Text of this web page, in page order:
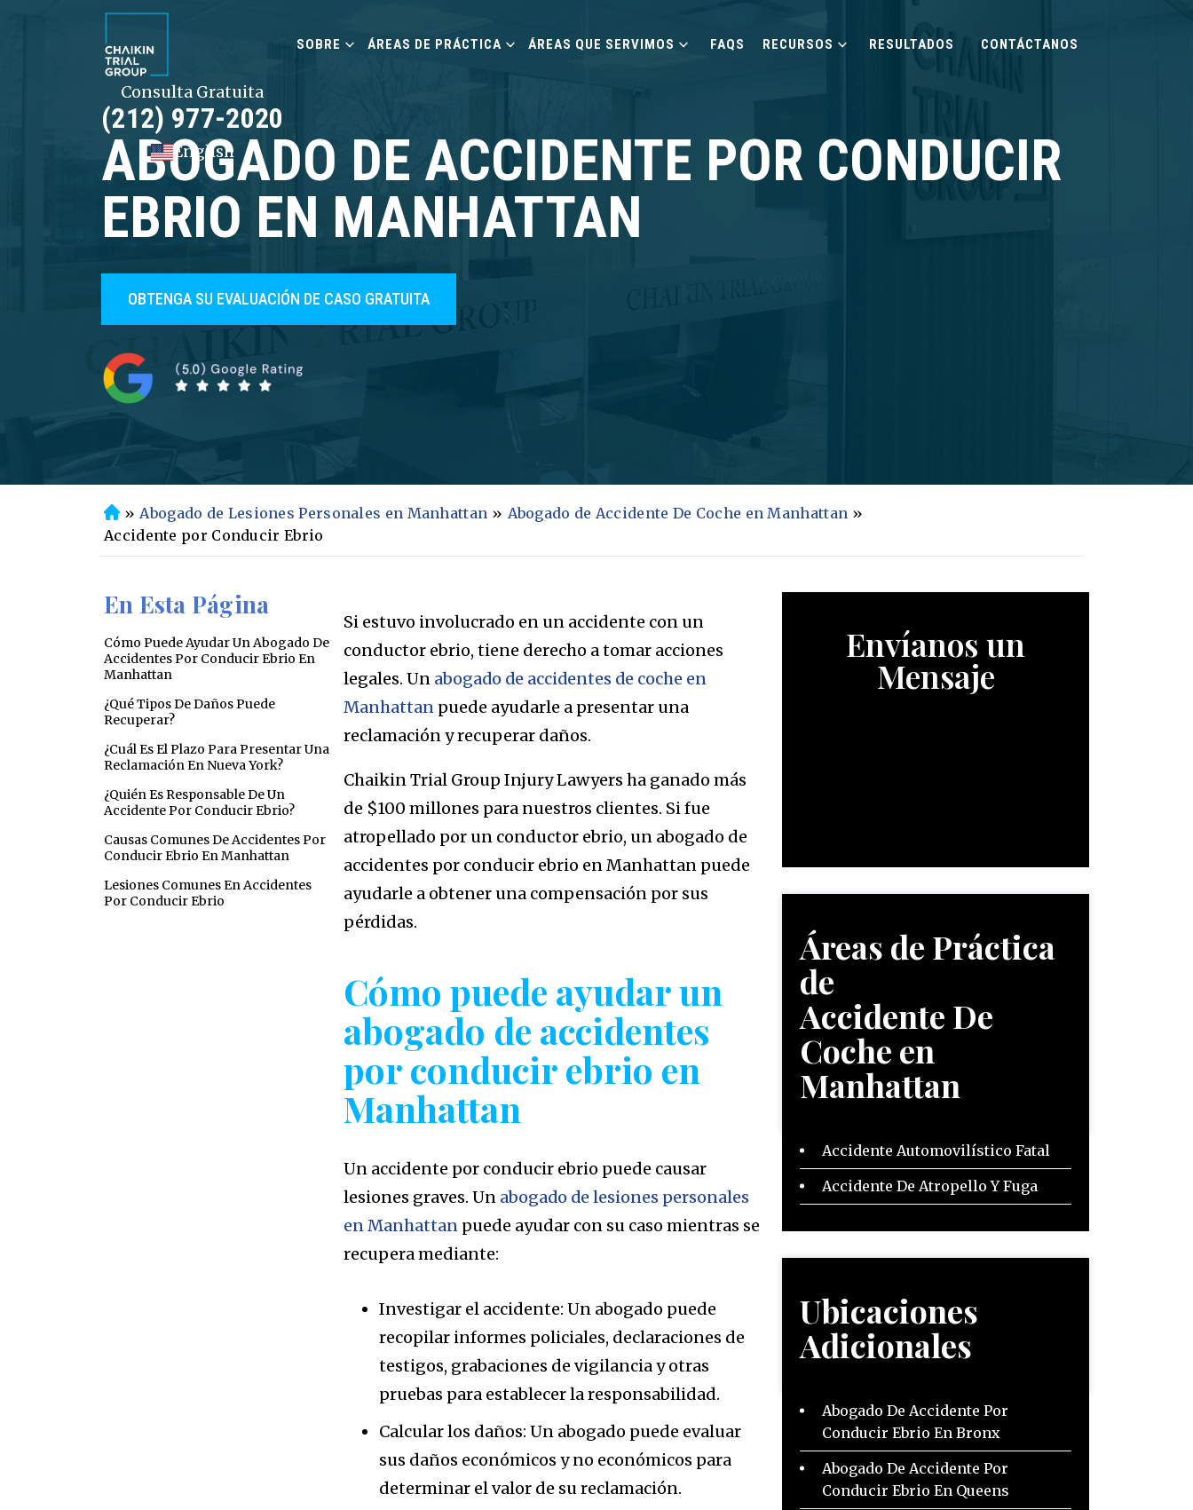
SOBRE ÁREAS DE PRÁCTICA ÁREAS QUE SERVIMOS FAQS RECURSOS RESULTADOS CONTÁCTANOS
Consulta Gratuita
(212) 977-2020
English
ABOGADO DE ACCIDENTE POR CONDUCIR
EBRIO EN MANHATTAN
OBTENGA SU EVALUACIÓN DE CASO GRATUITA
In
ic
» Abogado de Lesiones Personales en Manhattan » Abogado de Accidente De Coche en Manhattan »
Accidente por Conducir Ebrio
En Esta Página
Cómo Puede Ayudar Un Abogado De
Accidentes Por Conducir Ebrio En
Manhattan
¿Qué Tipos De Daños Puede
Recuperar?
¿Cuál Es El Plazo Para Presentar Una
Reclamación En Nueva York?
¿Quién Es Responsable De Un
Accidente Por Conducir Ebrio?
Causas Comunes De Accidentes Por
Conducir Ebrio En Manhattan
Lesiones Comunes En Accidentes
Por Conducir Ebrio
Si estuvo involucrado en un accidente con un
conductor ebrio, tiene derecho a tomar acciones
legales. Un abogado de accidentes de coche en
Manhattan puede ayudarle a presentar una
reclamación y recuperar daños.
Chaikin Trial Group Injury Lawyers ha ganado más
de $100 millones para nuestros clientes. Si fue
atropellado por un conductor ebrio, un abogado de
accidentes por conducir ebrio en Manhattan puede
ayudarle a obtener una compensación por sus
pérdidas.
Cómo puede ayudar un
abogado de accidentes
por conducir ebrio en
Manhattan
Un accidente por conducir ebrio puede causar
lesiones graves. Un abogado de lesiones personales
en Manhattan puede ayudar con su caso mientras se
recupera mediante:
Investigar el accidente: Un abogado puede
recopilar informes policiales, declaraciones de
testigos, grabaciones de vigilancia y otras
pruebas para establecer la responsabilidad.
Calcular los daños: Un abogado puede evaluar
sus daños económicos y no económicos para
determinar el valor de su reclamación.
Envíanos un
Mensaje
Áreas de Práctica
de
Accidente De
Coche en
Manhattan
Accidente Automovilístico Fatal
Accidente De Atropello Y Fuga
Ubicaciones
Adicionales
Abogado De Accidente Por
Conducir Ebrio En Bronx
Abogado De Accidente Por
Conducir Ebrio En Queens